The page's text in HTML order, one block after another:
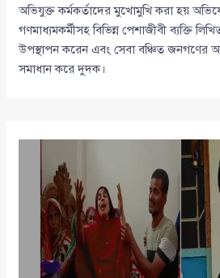
অভিযুক্ত কর্মকর্তাদের মুখোমুখি করা হয়
গণমাধ্যমকর্মীসহ বিভিন্ন পেশাজীবী ব্যক্তি
উপস্থাপন করেন এবং সেবা বঞ্চিত জনগণের
সমাধান করে দুদক।